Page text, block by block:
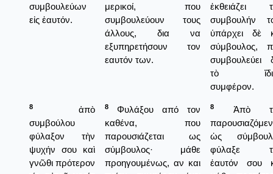
συμβουλεύων
εἰς ἑαυτόν.
μερικοί, που
συμβουλεύουν τους
άλλους, δια να
εξυπηρετήσουν τον
εαυτόν των.
ἐκθειάζει
συμβουλήν
ὑπάρχει δὲ
σύμβουλος,
συμβουλεύει
τὸ
συμφέρον.
8
ἀπὸ
συμβούλου
φύλαξον τὴν
ψυχήν σου καὶ
γνῶθι πρότερον
8
Φυλάξου από τον
καθένα, που
παρουσιάζεται ως
σύμβουλος· μάθε
προηγουμένως, αν και
8
Ἀπὸ
ὡς
φύλαξε
ἑαυτόν σου